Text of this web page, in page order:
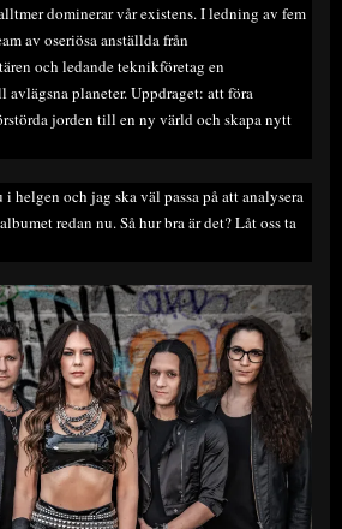
dominerar vår existens. I ledning av fem
av oseriösa anställda från
och ledande teknikföretag en
planeter. Uppdraget: att föra
jorden till en ny värld och skapa nytt
i helgen och jag ska väl passa på att analysera
redan nu. Så hur bra är det? Låt oss ta